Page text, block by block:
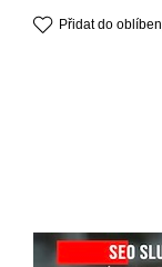
Přidat do